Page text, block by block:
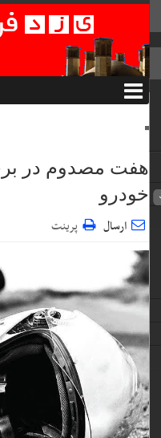
هفت مصدوم در
خودرو
ارسال پرینت